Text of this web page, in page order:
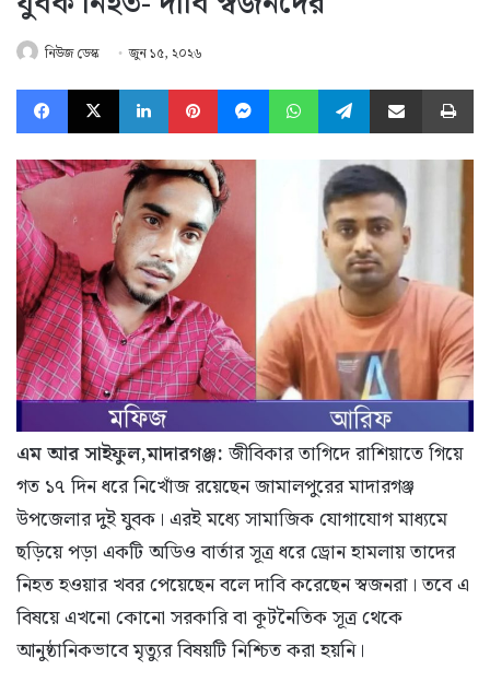
নিউজ ডেস্ক জুন ১৫, ২০২৬
Facebook
X LinkedInPinterestMessengerWhatsAppTelegramShare via Email
এম আর সাইফুল,মাদারগঞ্জ: জীবিকার তাগিদে রাশিয়াতে গিয়ে
গত ১৭ দিন ধরে নিখোঁজ রয়েছেন জামালপুরের মাদারগঞ্জ
উপজেলার দুই যুবক। এরই মধ্যে সামাজিক যোগাযোগ মাধ্যমে
ছড়িয়ে পড়া একটি অডিও বার্তার সূত্র ধরে ড্রোন হামলায় তাদের
নিহত হওয়ার খবর পেয়েছেন বলে দাবি করেছেন স্বজনরা। তবে এ
বিষয়ে এখনো কোনো সরকারি বা কূটনৈতিক সূত্র থেকে
আনুষ্ঠানিকভাবে মৃত্যুর বিষয়টি নিশ্চিত করা হয়নি।